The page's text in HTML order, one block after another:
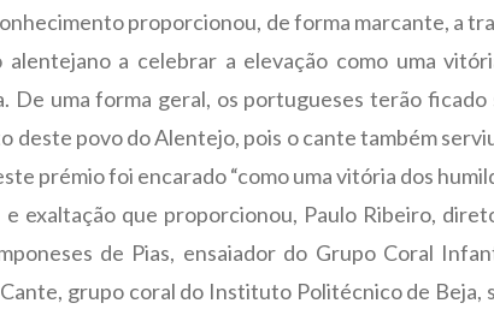
proporcionou, de forma marcante, a
alentejano a celebrar a elevação como uma
De uma forma geral, os portugueses terão
deste povo do Alentejo, pois o cante também
prémio foi encarado “como uma vitória dos
e exaltação que proporcionou, Paulo Ribeiro,
de Pias, ensaiador do Grupo Coral
grupo coral do Instituto Politécnico de